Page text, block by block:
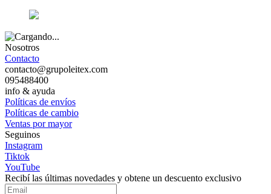
Nosotros
Contacto
contacto@grupoleitex.com
095488400
info & ayuda
Políticas de envíos
Políticas de cambio
Ventas por mayor
Seguinos
Instagram
Tiktok
YouTube
Recibí las últimas novedades y obtene un descuento exclusivo